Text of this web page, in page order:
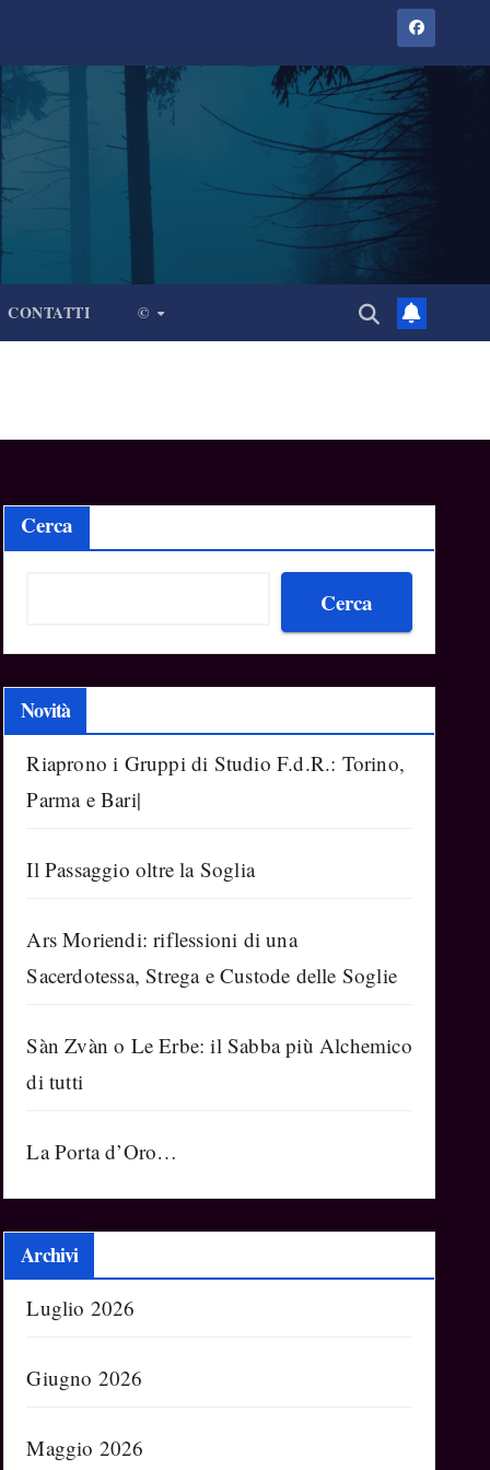
CONTATTI ©
Cerca
Cerca
Novità
Riaprono i Gruppi di Studio F.d.R.: Torino,
Parma e Bari|
Il Passaggio oltre la Soglia
Ars Moriendi: riflessioni di una
Sacerdotessa, Strega e Custode delle Soglie
Sàn Zvàn o Le Erbe: il Sabba più Alchemico
di tutti
La Porta d’Oro…
Archivi
Luglio 2026
Giugno 2026
Maggio 2026